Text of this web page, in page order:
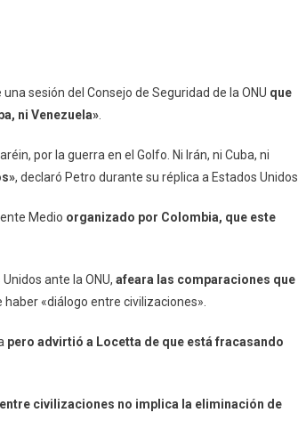
sesión del Consejo de Seguridad de la ONU que
ni Venezuela»
por la guerra en el Golfo. Ni Irán, ni Cuba, ni
, declaró Petro durante su réplica a Estados Unidos.
Medio organizado por Colombia, que este
ante la ONU, afeara las comparaciones que
«diálogo entre civilizaciones».
pero advirtió a Locetta de que está fracasando
civilizaciones no implica la eliminación de